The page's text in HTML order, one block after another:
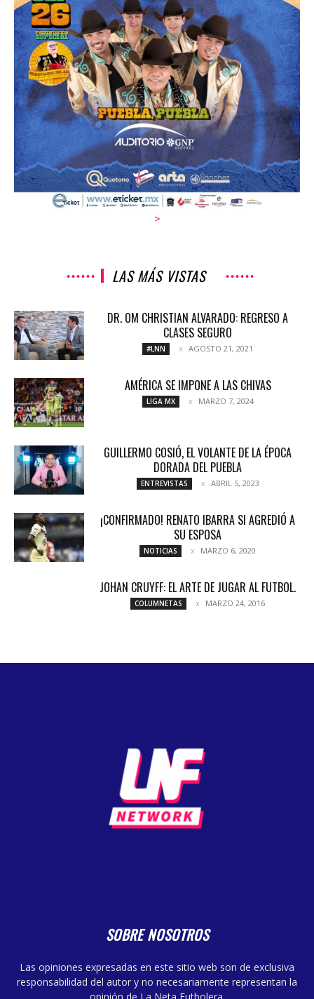
>
LAS MÁS VISTAS
DR. OM CHRISTIAN ALVARADO: REGRESO A
CLASES SEGURO
#LNN AGOSTO 21, 2021
AMÉRICA SE IMPONE A LAS CHIVAS
LIGA MX MARZO 7, 2024
GUILLERMO COSIÓ, EL VOLANTE DE LA ÉPOCA
DORADA DEL PUEBLA
ENTREVISTAS ABRIL 5, 2023
¡CONFIRMADO! RENATO IBARRA SI AGREDIÓ A
SU ESPOSA
NOTICIAS MARZO 6, 2020
JOHAN CRUYFF: EL ARTE DE JUGAR AL FUTBOL.
COLUMNETAS MARZO 24, 2016
SOBRE NOSOTROS
Las opiniones expresadas en este sitio web son de exclusiva
responsabilidad del autor y no necesariamente representan la
opinión de La Neta Futbolera.